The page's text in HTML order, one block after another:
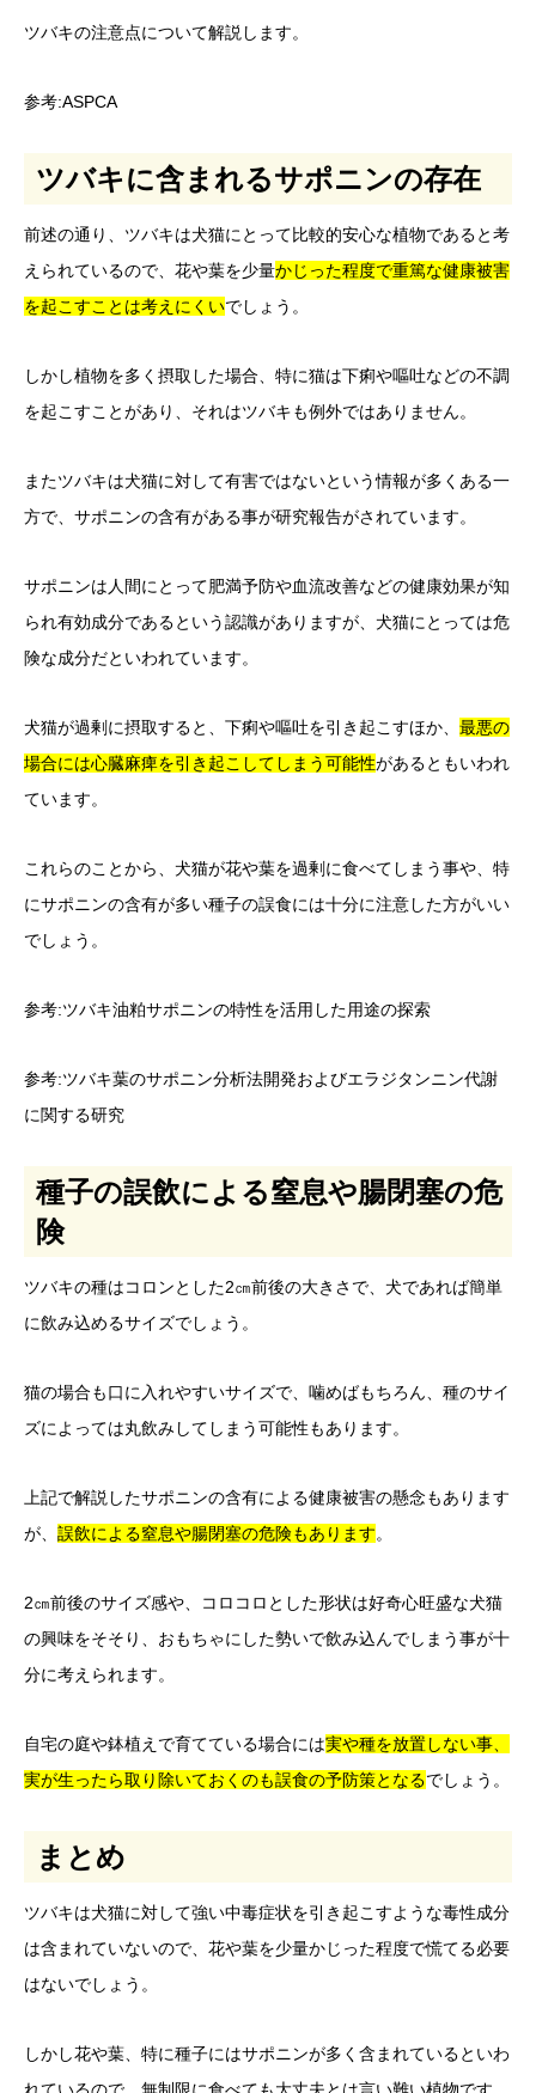
ツバキの注意点について解説します。
参考:ASPCA
ツバキに含まれるサポニンの存在
前述の通り、ツバキは犬猫にとって比較的安心な植物であると考
えられているので、花や葉を少量かじった程度で重篤な健康被害
を起こすことは考えにくいでしょう。
しかし植物を多く摂取した場合、特に猫は下痢や嘔吐などの不調
を起こすことがあり、それはツバキも例外ではありません。
またツバキは犬猫に対して有害ではないという情報が多くある一
方で、サポニンの含有がある事が研究報告がされています。
サポニンは人間にとって肥満予防や血流改善などの健康効果が知
られ有効成分であるという認識がありますが、犬猫にとっては危
険な成分だといわれています。
犬猫が過剰に摂取すると、下痢や嘔吐を引き起こすほか、 最悪の
場合には心臓麻痺を引き起こしてしまう可能性があるともいわれ
ています。
これらのことから、犬猫が花や葉を過剰に食べてしまう事や、特
にサポニンの含有が多い種子の誤食には十分に注意した方がいい
でしょう。
参考:ツバキ油粕サポニンの特性を活用した用途の探索
参考:ツバキ葉のサポニン分析法開発およびエラジタンニン代謝
に関する研究
種子の誤飲による窒息や腸閉塞の危
険
ツバキの種はコロンとした2㎝前後の大きさで、犬であれば簡単
に飲み込めるサイズでしょう。
猫の場合も口に入れやすいサイズで、噛めばもちろん、種のサイ
ズによっては丸飲みしてしまう可能性もあります。
上記で解説したサポニンの含有による健康被害の懸念もあります
が、 誤飲による窒息や腸閉塞の危険もあります。
2㎝前後のサイズ感や、コロコロとした形状は好奇心旺盛な犬猫
の興味をそそり、おもちゃにした勢いで飲み込んでしまう事が十
分に考えられます。
自宅の庭や鉢植えで育てている場合には実や種を放置しない事、
実が生ったら取り除いておくのも誤食の予防策となるでしょう。
まとめ
ツバキは犬猫に対して強い中毒症状を引き起こすような毒性成分
は含まれていないので、花や葉を少量かじった程度で慌てる必要
はないでしょう。
しかし花や葉、特に種子にはサポニンが多く含まれているといわ